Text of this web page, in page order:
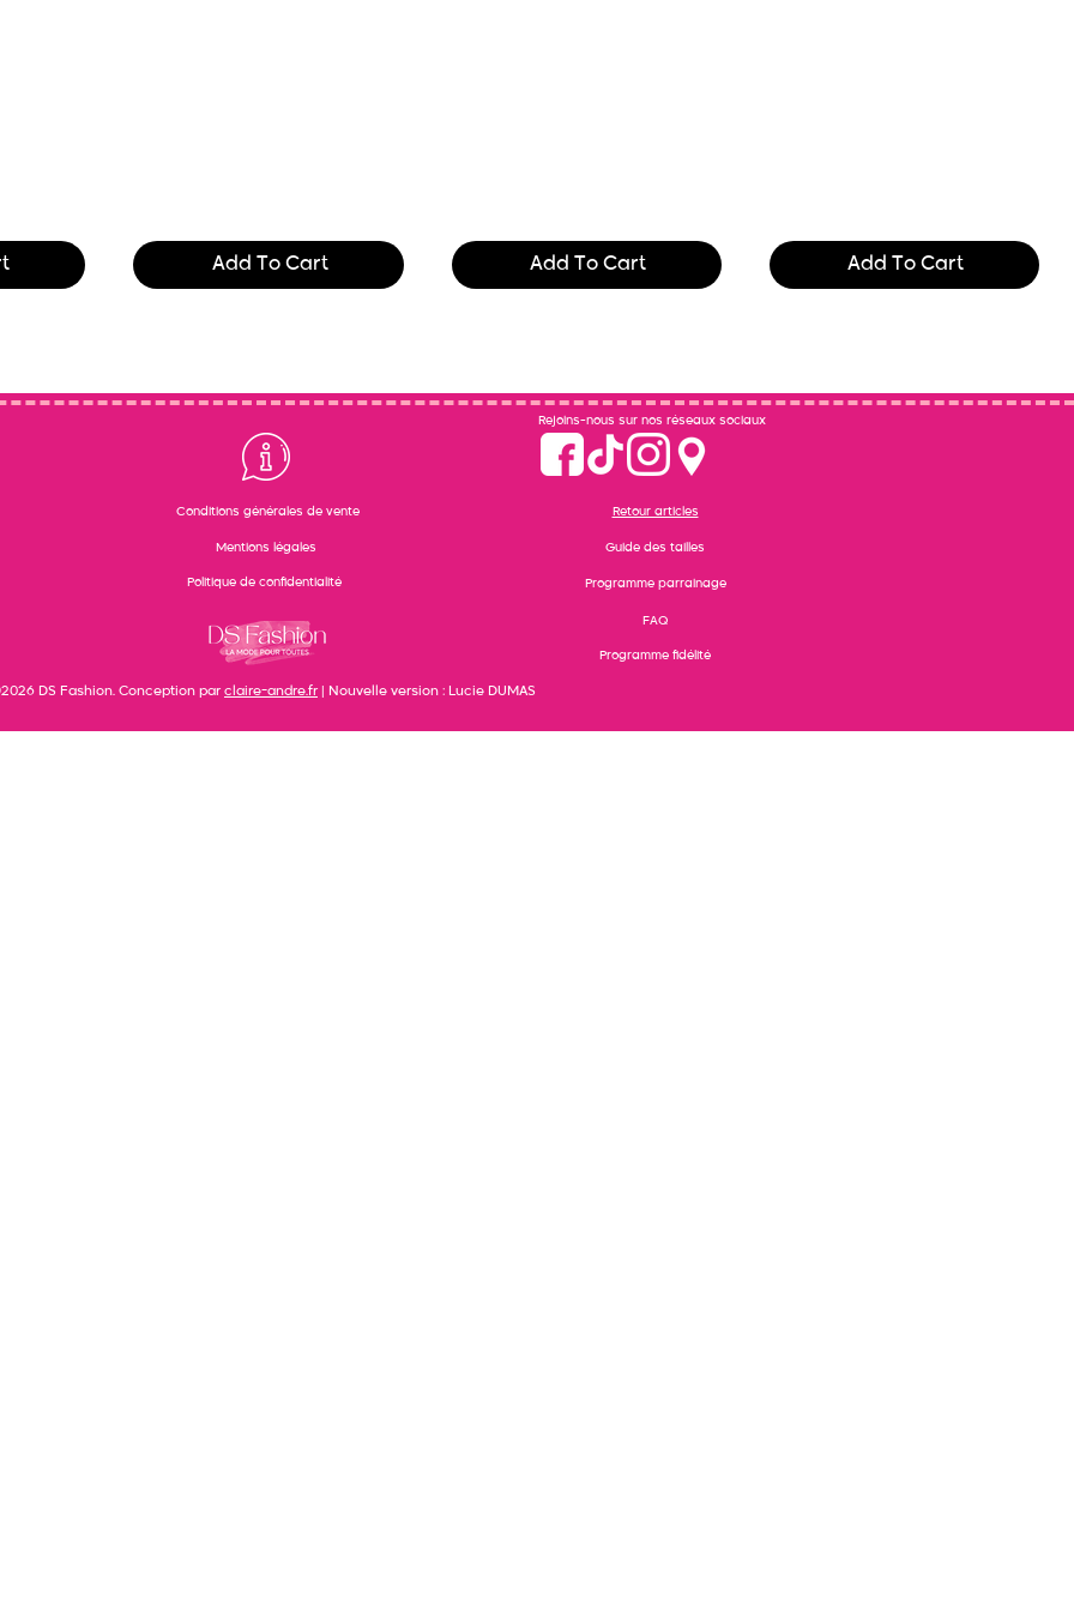
Add To Cart Add To Cart Add To Cart
Rejoins-nous sur nos réseaux sociaux
Conditions générales de vente
Mentions légales
Politique de confidentialité
Retour articles
Guide des tailles
Programme parrainage
FAQ
Programme fidélité
DS Fashion. Conception par claire-andre.fr | Nouvelle version : Lucie DUMAS